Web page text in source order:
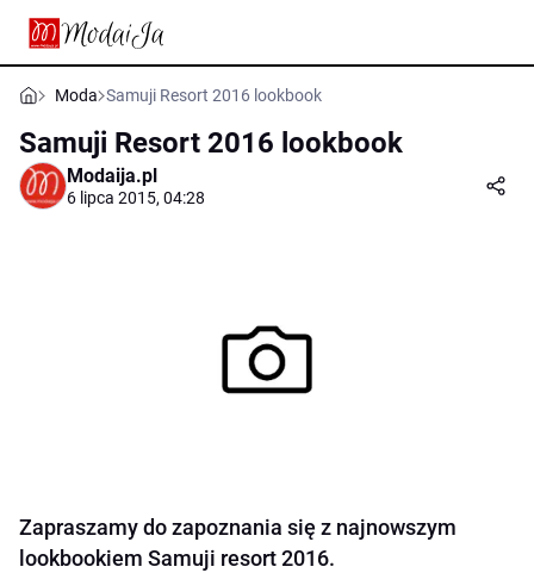
Moda Samuji Resort 2016 lookbook
Samuji Resort 2016 lookbook
Modaija.pl
6 lipca 2015, 04:28
Zapraszamy do zapoznania się z najnowszym
lookbookiem Samuji resort 2016.